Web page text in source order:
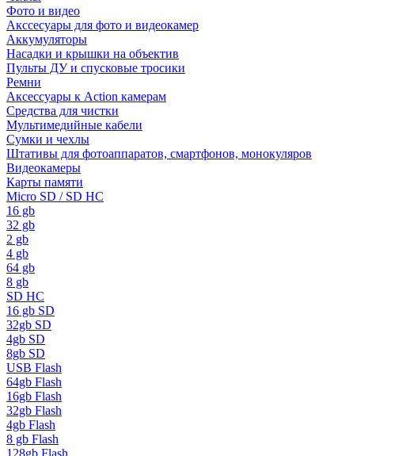
Фото и видео
Акссесуары для фото и видеокамер
Аккумуляторы
Насадки и крышки на объектив
Пульты ДУ и спусковые тросики
Ремни
Аксессуары к Action камерам
Средства для чистки
Мультимедийные кабели
Сумки и чехлы
Штативы для фотоаппаратов, смартфонов, монокуляров
Видеокамеры
Карты памяти
Micro SD / SD HC
16 gb
32 gb
2 gb
4 gb
64 gb
8 gb
SD HC
16 gb SD
32gb SD
4gb SD
8gb SD
USB Flash
64gb Flash
16gb Flash
32gb Flash
4gb Flash
8 gb Flash
128gb Flash